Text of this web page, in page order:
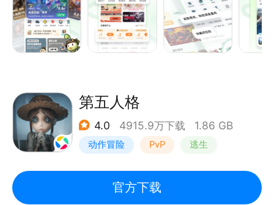
第五人格
4.0 4915.9万下载 1.86 GB
动作冒险 PvP 逃生
非对称竞技
官方下载